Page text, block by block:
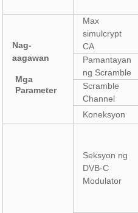
Nag-
aagawan
Mga
Parameter
Max
simulcrypt
CA
Pamantayan
ng Scramble
Scramble
Channel
Koneksyon
Seksyon ng
DVB-C
Modulator